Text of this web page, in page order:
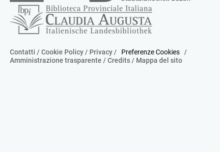
Contatti / Cookie Policy/ Privacy/ Preferenze Cookies /
Amministrazione trasparente / Credits/ Mappa del sito